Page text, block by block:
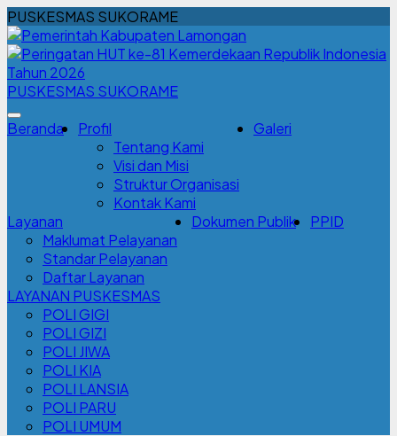
PUSKESMAS SUKORAME
PUSKESMAS SUKORAME
Beranda
Profil
Tentang Kami
Visi dan Misi
Struktur Organisasi
Kontak Kami
Galeri
Layanan
Maklumat Pelayanan
Standar Pelayanan
Daftar Layanan
Dokumen Publik PPID
LAYANAN PUSKESMAS
POLI GIGI
POLI GIZI
POLI JIWA
POLI KIA
POLI LANSIA
POLI PARU
POLI UMUM